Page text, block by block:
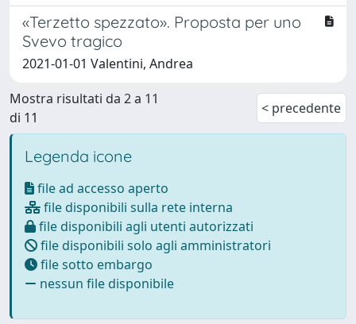
«Terzetto spezzato». Proposta per uno
Svevo tragico
2021-01-01 Valentini, Andrea
Mostra risultati da 2 a 11
di 11
< precedente
Legenda icone
file ad accesso aperto
file disponibili sulla rete interna
file disponibili agli utenti autorizzati
file disponibili solo agli amministratori
file sotto embargo
nessun file disponibile